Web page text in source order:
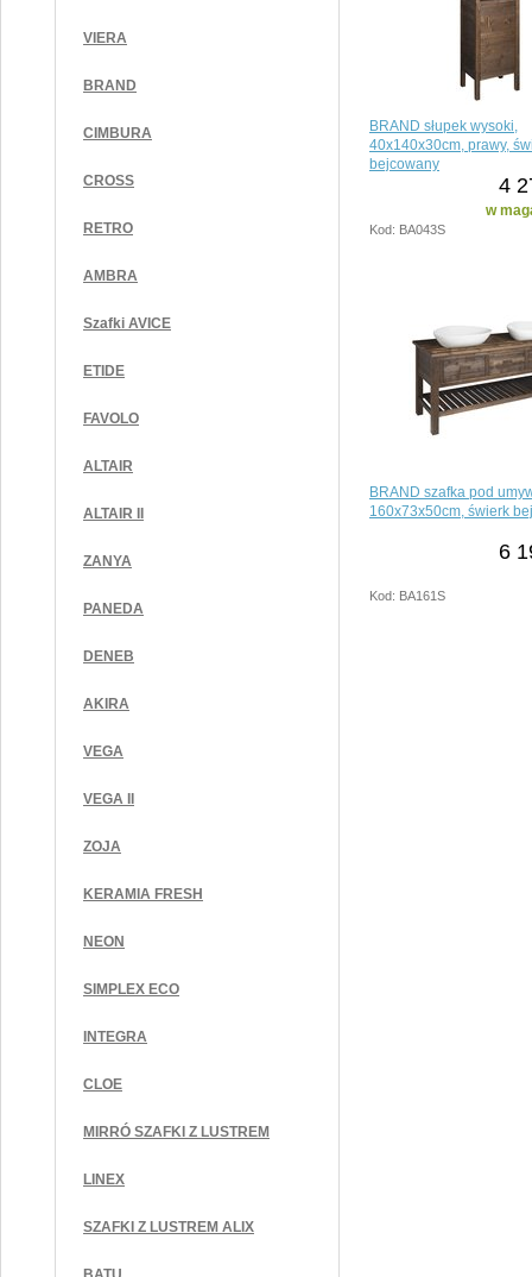
VIERA
BRAND
CIMBURA
CROSS
RETRO
AMBRA
Szafki AVICE
ETIDE
FAVOLO
ALTAIR
ALTAIR II
ZANYA
PANEDA
DENEB
AKIRA
VEGA
VEGA II
ZOJA
KERAMIA FRESH
NEON
SIMPLEX ECO
INTEGRA
CLOE
MIRRÓ SZAFKI Z LUSTREM
LINEX
SZAFKI Z LUSTREM ALIX
BRAND słupek wysoki,
40x140x30cm, prawy,
bejcowany
4
w
Kod: BA043S
BRAND szafka pod
160x73x50cm, świerk
6
Kod: BA161S